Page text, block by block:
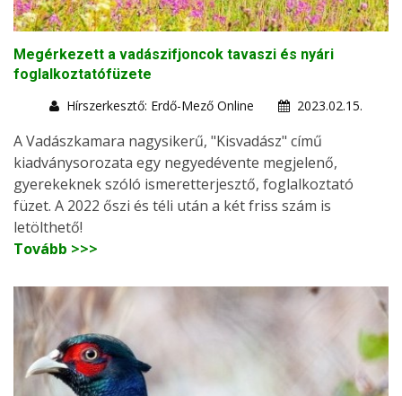
Megérkezett a vadászifjoncok tavaszi és nyári
foglalkoztatófüzete
Hírszerkesztő: Erdő-Mező Online
2023.02.15.
A Vadászkamara nagysikerű, "Kisvadász" című
kiadványsorozata egy negyedévente megjelenő,
gyerekeknek szóló ismeretterjesztő, foglalkoztató
füzet. A 2022 őszi és téli után a két friss szám is
letölthető!
Tovább >>>